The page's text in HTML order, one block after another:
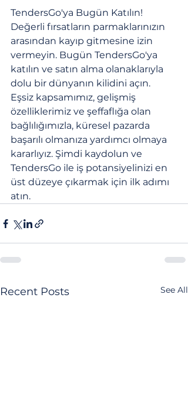
TendersGo'ya Bugün Katılın!
Değerli fırsatların parmaklarınızın
arasından kayıp gitmesine izin
vermeyin. Bugün TendersGo'ya
katılın ve satın alma olanaklarıyla
dolu bir dünyanın kilidini açın.
Eşsiz kapsamımız, gelişmiş
özelliklerimiz ve şeffaflığa olan
bağlılığımızla, küresel pazarda
başarılı olmanıza yardımcı olmaya
kararlıyız. Şimdi kaydolun ve
TendersGo ile iş potansiyelinizi en
üst düzeye çıkarmak için ilk adımı
atın.
Recent Posts See All